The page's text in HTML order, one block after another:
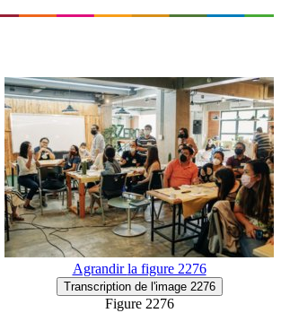
Agrandirla figure 2276
Transcription de l'image 2276
Figure 2276